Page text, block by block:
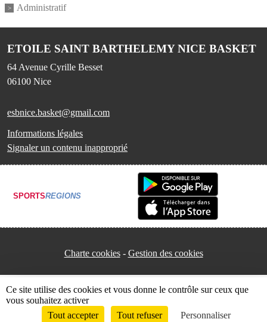
Administratif
ETOILE SAINT BARTHELEMY NICE BASKET
64 Avenue Cyrille Besset
06100 Nice
esbnice.basket@gmail.com
Informations légales
Signaler un contenu inapproprié
SPORTSREGIONS
Charte cookies Gestion des cookies
Envie de participer ? Connexion
Ce site utilise des cookies et vous donne le contrôle sur ceux que
vous souhaitez activer
Tout accepter
Tout refuser Personnaliser